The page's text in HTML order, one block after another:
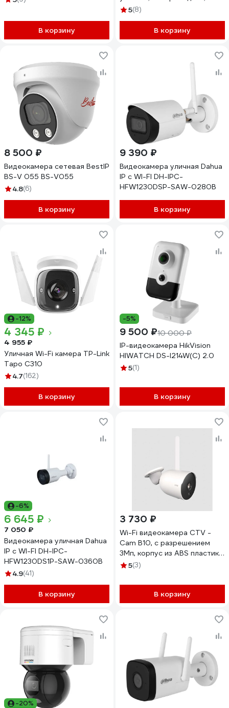
В корзину
ночная съемка для дома,
5(8)
В корзину
8 500 ₽
Видеокамера сетевая BestIP
BS-V 055 BS-V055
4.8(6)
В корзину
9 390 ₽
Видеокамера уличная Dahua
IP с WI-FI DH-IPC-
HFW1230DSP-SAW-0280B
В корзину
-12%
4 345 ₽
4 955 ₽
Уличная Wi-Fi камера TP-Link
Tapo C310
4.7(162)
В корзину
-5%
9 500 ₽10 000 ₽
IP-видеокамера HikVision
HIWATCH DS-I214W(С) 2.0
5(1)
В корзину
-6%
6 645 ₽
7 050 ₽
Видеокамера уличная Dahua
IP с WI-FI DH-IPC-
HFW1230DS1P-SAW-0360B
4.9(41)
В корзину
3 730 ₽
Wi-Fi видеокамера CTV -
Cam B10, с разрешением
3Мп, корпус из ABS пластика,
с функцией "День/Ночь", 18
движения, аудио, поддержка
P2P 10-0000900
5(3)
В корзину
-20%